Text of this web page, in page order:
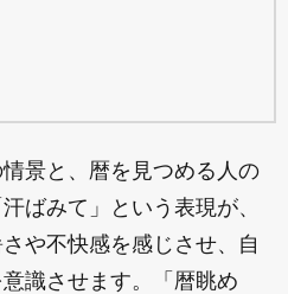
景と、暦を見つめる人の
ばみて」という表現が、
や不快感を感じさせ、自
識させます。「暦眺め